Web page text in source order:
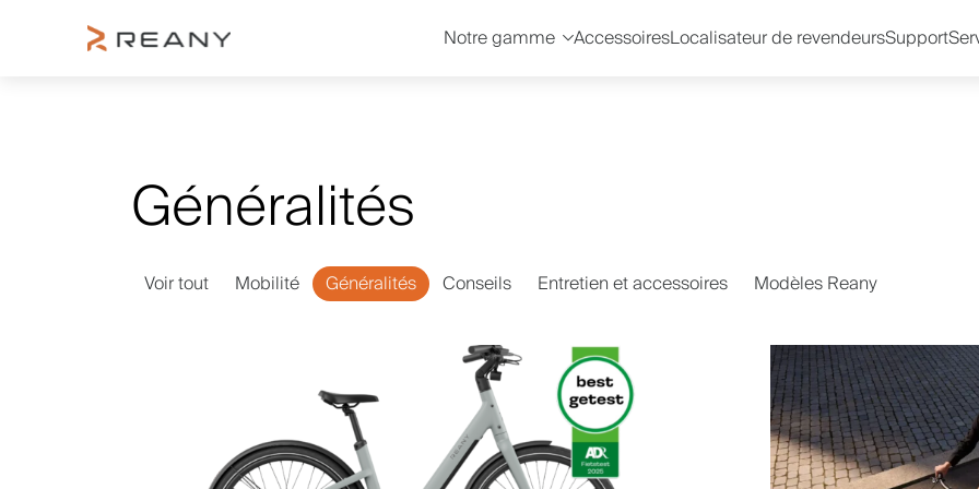
Notre gamme AccessoiresLocalisateur de revendeursSupport
Généralités
Voir tout Mobilité Généralités Conseils Entretien et accessoires Modèles Reany